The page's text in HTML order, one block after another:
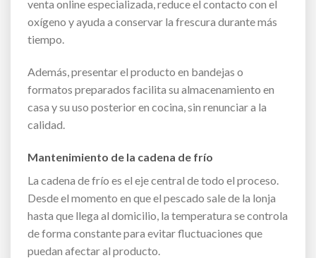
venta online especializada, reduce el contacto con el
oxígeno y ayuda a conservar la frescura durante más
tiempo.
Además, presentar el producto en bandejas o
formatos preparados facilita su almacenamiento en
casa y su uso posterior en cocina, sin renunciar a la
calidad.
Mantenimiento de la cadena de frío
La cadena de frío es el eje central de todo el proceso.
Desde el momento en que el pescado sale de la lonja
hasta que llega al domicilio, la temperatura se controla
de forma constante para evitar fluctuaciones que
puedan afectar al producto.